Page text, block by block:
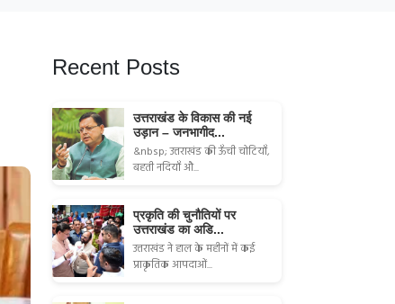
Recent Posts
उत्तराखंड के विकास की नई
उड़ान – जनभागीद...
&nbsp; उत्तराखंड की ऊँची चोटियाँ,
बहती नदियाँ औ...
प्रकृति की चुनौतियों पर
उत्तराखंड का अडि...
उत्तराखंड ने हाल के महीनों में कई
प्राकृतिक आपदाओं...